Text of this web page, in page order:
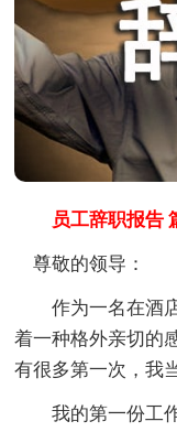
员工辞职报告
尊敬的领导：
作为一名在酒店
着一种格外亲切的
有很多第一次，我
我的第一份工作